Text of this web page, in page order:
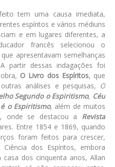
tem uma causa imediata,
espíritos e vários médiuns
e em lugares diferentes, a
francês selecionou o
apresentavam semelhanças
partir dessas indagações foi
O Livro dos Espíritos, que
análises e pesquisas, O
Segundo o Espiritismo, Céu
o Espiritismo, além de muitos
onde se destacou a Revista
Entre 1854 e 1869, quando
foram feitos para crescer,
dos Espíritos, embora
dos cinquenta anos, Allan